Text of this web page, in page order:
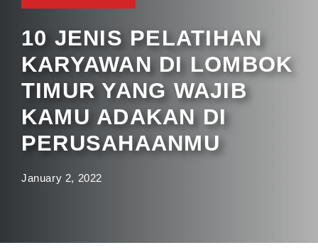
10 JENIS PELATIHAN
KARYAWAN DI LOMBOK
TIMUR YANG WAJIB
KAMU ADAKAN DI
PERUSAHAANMU
January 2, 2022